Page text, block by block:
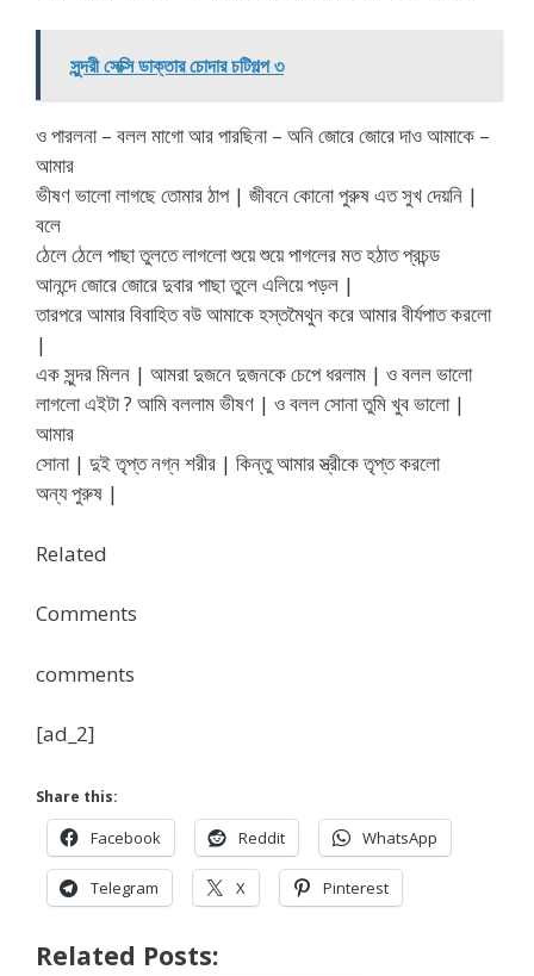
সুন্দরী সেক্সি ডাক্তার চোদার চটিগল্প ৩
ও পারলনা – বলল মাগো আর পারছিনা – অনি জোরে জোরে দাও আমাকে –
আমার
ভীষণ ভালো লাগছে তোমার ঠাপ | জীবনে কোনো পুরুষ এত সুখ দেয়নি |
বলে
ঠেলে ঠেলে পাছা তুলতে লাগলো শুয়ে শুয়ে পাগলের মত হঠাত প্রচন্ড
আনন্দে জোরে জোরে দুবার পাছা তুলে এলিয়ে পড়ল |
তারপরে আমার বিবাহিত বউ আমাকে হস্তমৈথুন করে আমার বীর্যপাত করলো
|
এক সুন্দর মিলন | আমরা দুজনে দুজনকে চেপে ধরলাম | ও বলল ভালো
লাগলো এইটা ? আমি বললাম ভীষণ | ও বলল সোনা তুমি খুব ভালো |
আমার
সোনা | দুই তৃপ্ত নগ্ন শরীর | কিন্তু আমার স্ত্রীকে তৃপ্ত করলো
অন্য পুরুষ |
Related
Comments
comments
[ad_2]
Share this:
Facebook Reddit WhatsApp
Telegram X Pinterest
Related Posts: